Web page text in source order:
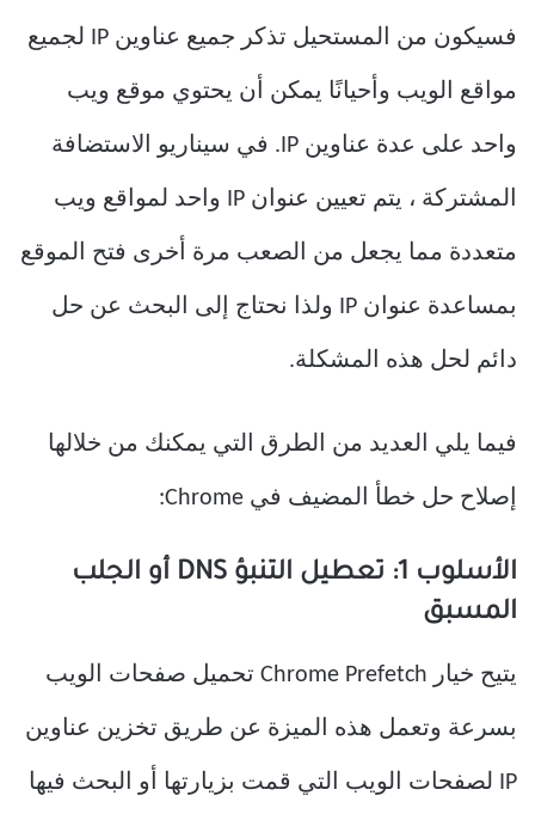
فسيكون من المستحيل تذكر جميع عناوين IP لجميع
مواقع الويب وأحيانًا يمكن أن يحتوي موقع ويب
واحد على عدة عناوين IP. في سيناريو الاستضافة
المشتركة ، يتم تعيين عنوان IP واحد لمواقع ويب
متعددة مما يجعل من الصعب مرة أخرى فتح الموقع
بمساعدة عنوان IP ولذا نحتاج إلى البحث عن حل
دائم لحل هذه المشكلة.
فيما يلي العديد من الطرق التي يمكنك من خلالها
إصلاح حل خطأ المضيف في Chrome:
الأسلوب 1: تعطيل التنبؤ DNS أو الجلب
المسبق
يتيح خيار Chrome Prefetch تحميل صفحات الويب
بسرعة وتعمل هذه الميزة عن طريق تخزين عناوين
IP لصفحات الويب التي قمت بزيارتها أو البحث فيها